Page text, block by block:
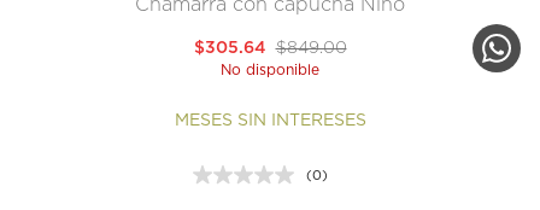
Chamarra con capucha Niño
$849.00
$305.64
No disponible
MESES SIN INTERESES
Sin
(0)